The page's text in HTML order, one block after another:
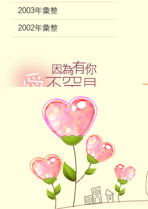
2003年彙整
2002年彙整